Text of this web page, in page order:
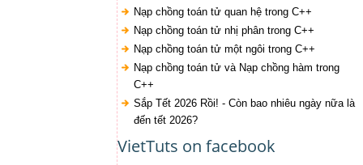
Nạp chồng toán tử quan hệ trong C++
Nạp chồng toán tử nhị phân trong C++
Nạp chồng toán tử một ngôi trong C++
Nạp chồng toán tử và Nạp chồng hàm trong
C++
Sắp Tết 2026 Rồi! - Còn bao nhiêu ngày nữa là
đến tết 2026?
VietTuts on facebook